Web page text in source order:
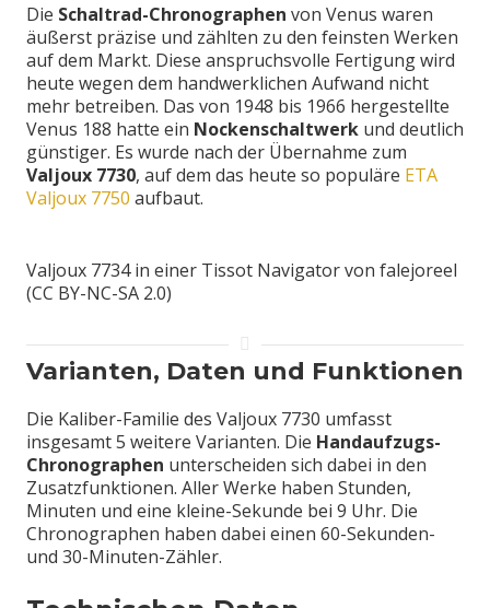
Die Schaltrad-Chronographen von Venus waren
äußerst präzise und zählten zu den feinsten Werken
auf dem Markt. Diese anspruchsvolle Fertigung wird
heute wegen dem handwerklichen Aufwand nicht
mehr betreiben. Das von 1948 bis 1966 hergestellte
Venus 188 hatte ein Nockenschaltwerk und deutlich
günstiger. Es wurde nach der Übernahme zum
Valjoux 7730, auf dem das heute so populäre ETA
Valjoux 7750 aufbaut.
Valjoux 7734 in einer Tissot Navigator von falejoreel
(CC BY-NC-SA 2.0)
Varianten, Daten und Funktionen
Die Kaliber-Familie des Valjoux 7730 umfasst
insgesamt 5 weitere Varianten. Die Handaufzugs-
Chronographen unterscheiden sich dabei in den
Zusatzfunktionen. Aller Werke haben Stunden,
Minuten und eine kleine-Sekunde bei 9 Uhr. Die
Chronographen haben dabei einen 60-Sekunden-
und 30-Minuten-Zähler.